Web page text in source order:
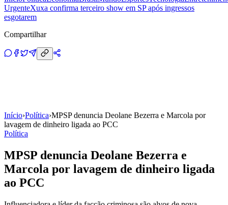
UrgenteXuxa confirma terceiro show em SP após ingressos
esgotarem
Compartilhar
Início›Política›MPSP denuncia Deolane Bezerra e Marcola por
lavagem de dinheiro ligada ao PCC
Política
MPSP denuncia Deolane Bezerra e
Marcola por lavagem de dinheiro ligada
ao PCC